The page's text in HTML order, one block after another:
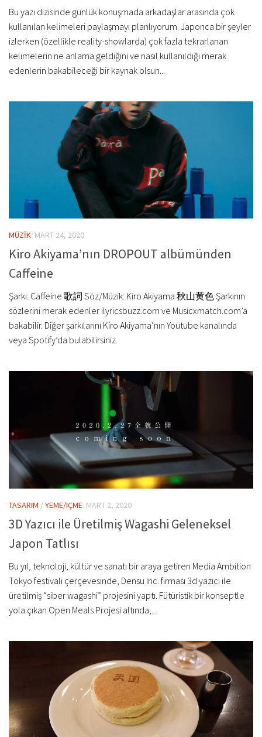
Bu yazı dizisinde günlük konuşmada arkadaşlar arasında çok
kullanılan kelimeleri paylaşmayı planlıyorum. Japonca bir şeyler
izlerken (özellikle reality-showlarda) çok fazla tekrarlanan
kelimelerin ne anlama geldiğini ve nasıl kullanıldığı merak
edenlerin bakabileceği bir kaynak olsun...
MÜZİK MART 24, 2020
Kiro Akiyama’nın DROPOUT albümünden
Caffeine
Şarkı: Caffeine 歌詞 Söz/Müzik: Kiro Akiyama 秋山黄色 Şarkının
sözlerini merak edenler ilyricsbuzz.com ve Musicxmatch.com’a
bakabilir. Diğer şarkılarını Kiro Akiyama’nın Youtube kanalında
veya Spotify’da bulabilirsiniz.
TASARIM /YEME/IÇME MART 2, 2020
3D Yazıcı ile Üretilmiş Wagashi Geleneksel
Japon Tatlısı
Bu yıl, teknoloji, kültür ve sanatı bir araya getiren Media Ambition
Tokyo festivali çerçevesinde, Densu Inc. firması 3d yazıcı ile
üretilmiş “siber wagashi” projesini yaptı. Fütüristik bir konseptle
yola çıkan Open Meals Projesi altında,...